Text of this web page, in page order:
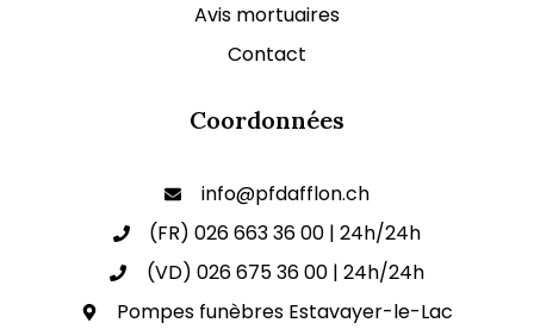
Avis mortuaires
Contact
Coordonnées
info@pfdafflon.ch
(FR) 026 663 36 00 | 24h/24h
(VD) 026 675 36 00 | 24h/24h
Pompes funèbres Estavayer-le-Lac